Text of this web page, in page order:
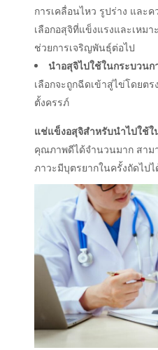
การเคลื่อนไหว รูปร่าง และ
เลือกอสุจิที่แข็งแรงและเหม
ช่วยการเจริญพันธุ์ต่อไป
นำอสุจิไปใช้ในกระบวนก
เลือกจะถูกฉีดเข้าสู่ไข่โดยต
ตั้งครรภ์
แช่แข็งอสุจิสำหรับนำไปใช้
คุณภาพดีได้จำนวนมาก สาม
ภาวะมีบุตรยากในครั้งถัดไป